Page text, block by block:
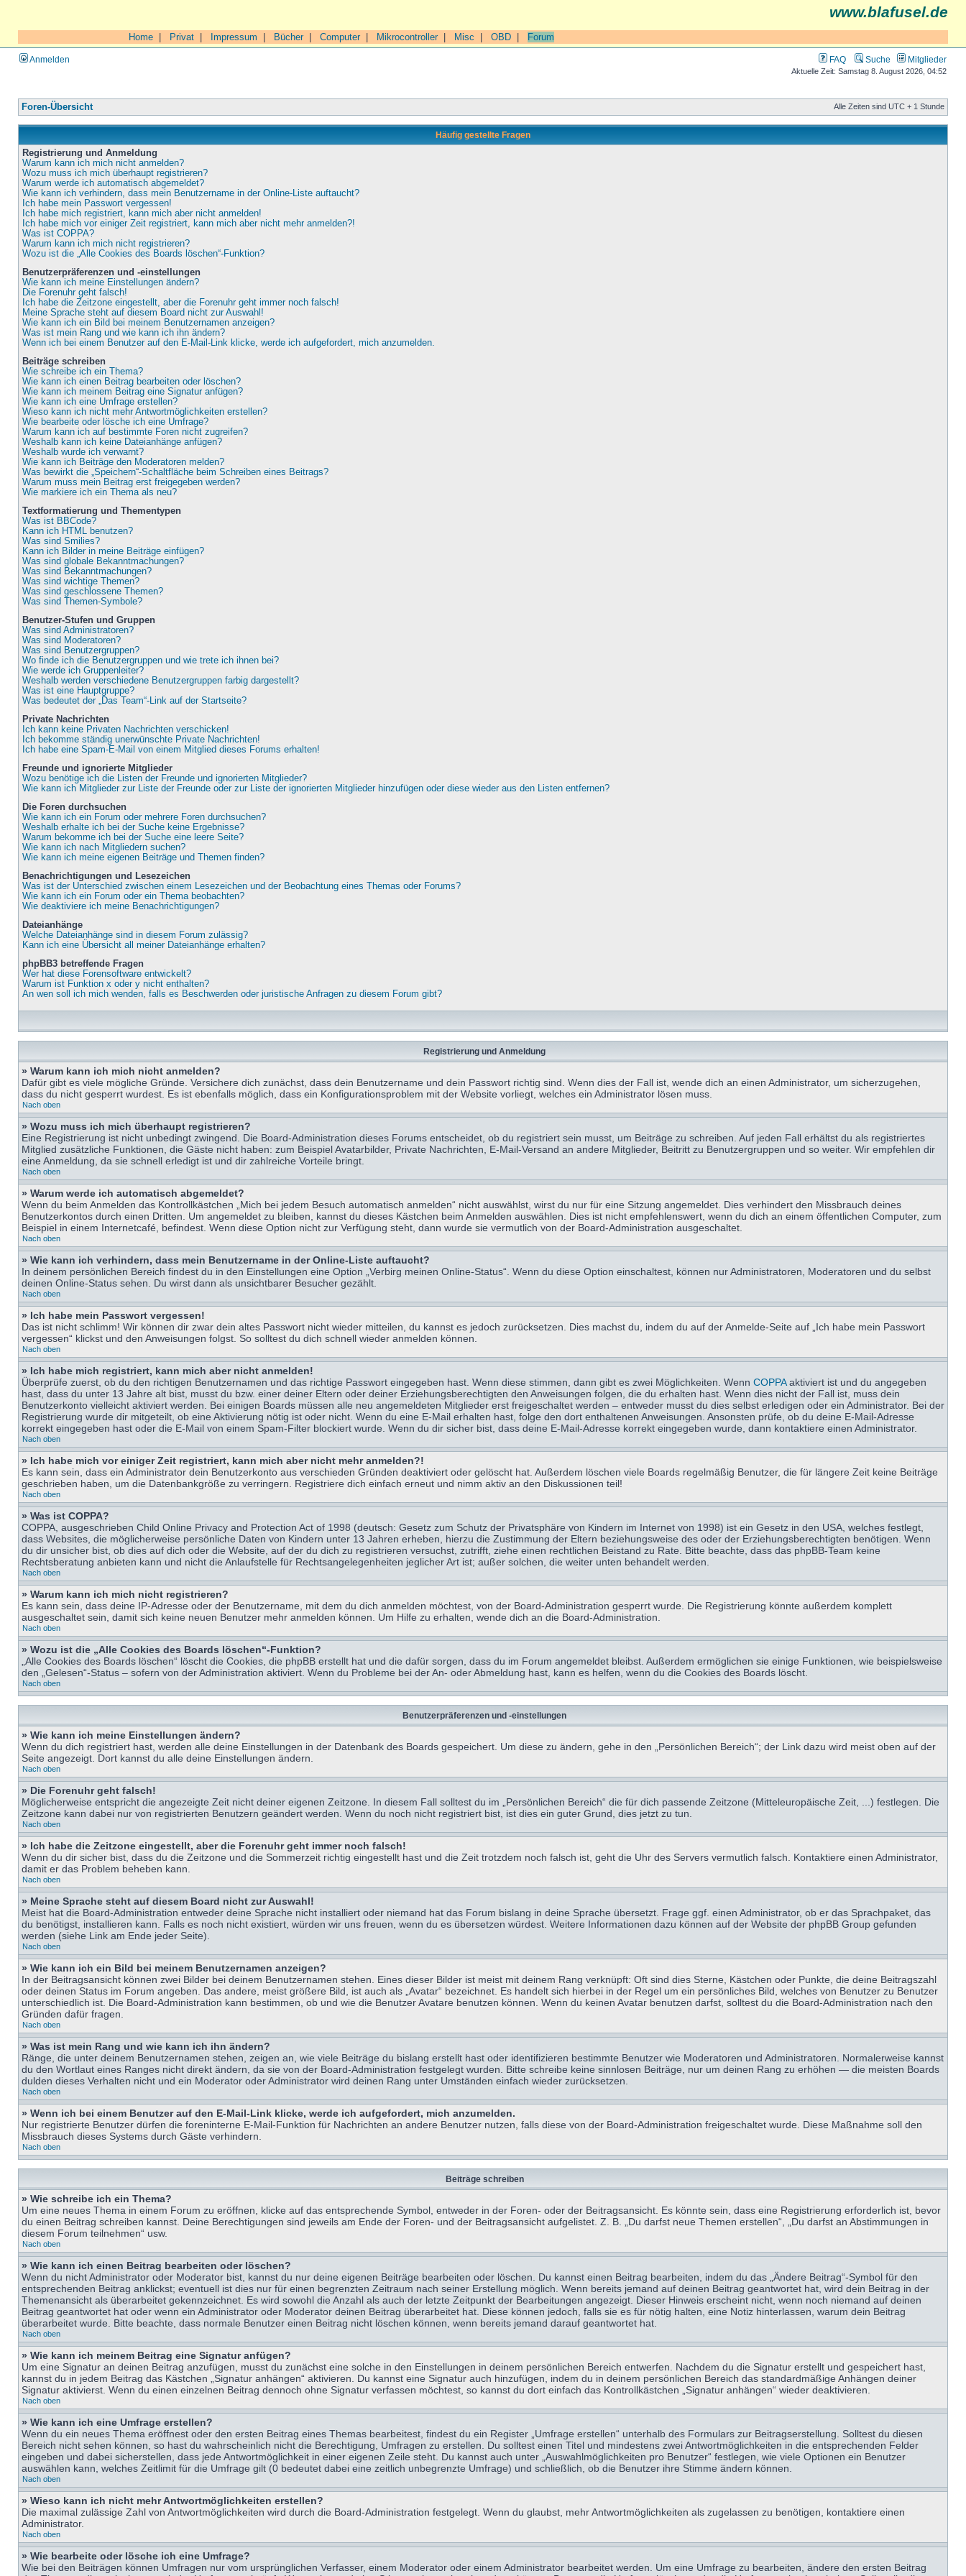
www.blafusel.de
Home Privat Impressum Bücher| Computer| Mikrocontroller| Misc OBD Forum
Anmelden FAQ Suche Mitglieder
Aktuelle Zeit: Samstag 8. August 2026, 04:52
Foren-Übersicht Alle Zeiten sind UTC + 1 Stunde
Häufig gestellte Fragen
Registrierung und Anmeldung
Warum kann ich mich nicht anmelden?
Wozu muss ich mich überhaupt registrieren?
Warum werde ich automatisch abgemeldet?
Wie kann ich verhindern, dass mein Benutzername in der Online-Liste auftaucht?
Ich habe mein Passwort vergessen!
Ich habe mich registriert, kann mich aber nicht anmelden!
Ich habe mich vor einiger Zeit registriert, kann mich aber nicht mehr anmelden?!
Was ist COPPA?
Warum kann ich mich nicht registrieren?
Wozu ist die „Alle Cookies des Boards löschen“-Funktion?
Benutzerpräferenzen und -einstellungen
Wie kann ich meine Einstellungen ändern?
Die Forenuhr geht falsch!
Ich habe die Zeitzone eingestellt, aber die Forenuhr geht immer noch falsch!
Meine Sprache steht auf diesem Board nicht zur Auswahl!
Wie kann ich ein Bild bei meinem Benutzernamen anzeigen?
Was ist mein Rang und wie kann ich ihn ändern?
Wenn ich bei einem Benutzer auf den E-Mail-Link klicke, werde ich aufgefordert, mich anzumelden.
Beiträge schreiben
Wie schreibe ich ein Thema?
Wie kann ich einen Beitrag bearbeiten oder löschen?
Wie kann ich meinem Beitrag eine Signatur anfügen?
Wie kann ich eine Umfrage erstellen?
Wieso kann ich nicht mehr Antwortmöglichkeiten erstellen?
Wie bearbeite oder lösche ich eine Umfrage?
Warum kann ich auf bestimmte Foren nicht zugreifen?
Weshalb kann ich keine Dateianhänge anfügen?
Weshalb wurde ich verwarnt?
Wie kann ich Beiträge den Moderatoren melden?
Was bewirkt die „Speichern“-Schaltfläche beim Schreiben eines Beitrags?
Warum muss mein Beitrag erst freigegeben werden?
Wie markiere ich ein Thema als neu?
Textformatierung und Thementypen
Was ist BBCode?
Kann ich HTML benutzen?
Was sind Smilies?
Kann ich Bilder in meine Beiträge einfügen?
Was sind globale Bekanntmachungen?
Was sind Bekanntmachungen?
Was sind wichtige Themen?
Was sind geschlossene Themen?
Was sind Themen-Symbole?
Benutzer-Stufen und Gruppen
Was sind Administratoren?
Was sind Moderatoren?
Was sind Benutzergruppen?
Wo finde ich die Benutzergruppen und wie trete ich ihnen bei?
Wie werde ich Gruppenleiter?
Weshalb werden verschiedene Benutzergruppen farbig dargestellt?
Was ist eine Hauptgruppe?
Was bedeutet der „Das Team“-Link auf der Startseite?
Private Nachrichten
Ich kann keine Privaten Nachrichten verschicken!
Ich bekomme ständig unerwünschte Private Nachrichten!
Ich habe eine Spam-E-Mail von einem Mitglied dieses Forums erhalten!
Freunde und ignorierte Mitglieder
Wozu benötige ich die Listen der Freunde und ignorierten Mitglieder?
Wie kann ich Mitglieder zur Liste der Freunde oder zur Liste der ignorierten Mitglieder hinzufügen oder diese wieder aus den Listen entfernen?
Die Foren durchsuchen
Wie kann ich ein Forum oder mehrere Foren durchsuchen?
Weshalb erhalte ich bei der Suche keine Ergebnisse?
Warum bekomme ich bei der Suche eine leere Seite?
Wie kann ich nach Mitgliedern suchen?
Wie kann ich meine eigenen Beiträge und Themen finden?
Benachrichtigungen und Lesezeichen
Was ist der Unterschied zwischen einem Lesezeichen und der Beobachtung eines Themas oder Forums?
Wie kann ich ein Forum oder ein Thema beobachten?
Wie deaktiviere ich meine Benachrichtigungen?
Dateianhänge
Welche Dateianhänge sind in diesem Forum zulässig?
Kann ich eine Übersicht all meiner Dateianhänge erhalten?
phpBB3 betreffende Fragen
Wer hat diese Forensoftware entwickelt?
Warum ist Funktion x oder y nicht enthalten?
An wen soll ich mich wenden, falls es Beschwerden oder juristische Anfragen zu diesem Forum gibt?
Registrierung und Anmeldung
» Warum kann ich mich nicht anmelden?
Dafür gibt es viele mögliche Gründe. Versichere dich zunächst, dass dein Benutzername und dein Passwort richtig sind. Wenn dies der Fall ist, wende dich an einen Administrator, um sicherzugehen,
dass du nicht gesperrt wurdest. Es ist ebenfalls möglich, dass ein Konfigurationsproblem mit der Website vorliegt, welches ein Administrator lösen muss.
Nach oben
» Wozu muss ich mich überhaupt registrieren?
Eine Registrierung ist nicht unbedingt zwingend. Die Board-Administration dieses Forums entscheidet, ob du registriert sein musst, um Beiträge zu schreiben. Auf jeden Fall erhältst du als registriertes
Mitglied zusätzliche Funktionen, die Gäste nicht haben: zum Beispiel Avatarbilder, Private Nachrichten, E-Mail-Versand an andere Mitglieder, Beitritt zu Benutzergruppen und so weiter. Wir empfehlen dir
eine Anmeldung, da sie schnell erledigt ist und dir zahlreiche Vorteile bringt.
Nach oben
» Warum werde ich automatisch abgemeldet?
Wenn du beim Anmelden das Kontrollkästchen „Mich bei jedem Besuch automatisch anmelden“ nicht auswählst, wirst du nur für eine Sitzung angemeldet. Dies verhindert den Missbrauch deines
Benutzerkontos durch einen Dritten. Um angemeldet zu bleiben, kannst du dieses Kästchen beim Anmelden auswählen. Dies ist nicht empfehlenswert, wenn du dich an einem öffentlichen Computer, zum
Beispiel in einem Internetcafé, befindest. Wenn diese Option nicht zur Verfügung steht, dann wurde sie vermutlich von der Board-Administration ausgeschaltet.
Nach oben
» Wie kann ich verhindern, dass mein Benutzername in der Online-Liste auftaucht?
In deinem persönlichen Bereich findest du in den Einstellungen eine Option „Verbirg meinen Online-Status“. Wenn du diese Option einschaltest, können nur Administratoren, Moderatoren und du selbst
deinen Online-Status sehen. Du wirst dann als unsichtbarer Besucher gezählt.
Nach oben
» Ich habe mein Passwort vergessen!
Das ist nicht schlimm! Wir können dir zwar dein altes Passwort nicht wieder mitteilen, du kannst es jedoch zurücksetzen. Dies machst du, indem du auf der Anmelde-Seite auf „Ich habe mein Passwort
vergessen“ klickst und den Anweisungen folgst. So solltest du dich schnell wieder anmelden können.
Nach oben
» Ich habe mich registriert, kann mich aber nicht anmelden!
Überprüfe zuerst, ob du den richtigen Benutzernamen und das richtige Passwort eingegeben hast. Wenn diese stimmen, dann gibt es zwei Möglichkeiten. Wenn COPPAaktiviert ist und du angegeben
hast, dass du unter 13 Jahre alt bist, musst du bzw. einer deiner Eltern oder deiner Erziehungsberechtigten den Anweisungen folgen, die du erhalten hast. Wenn dies nicht der Fall ist, muss dein
Benutzerkonto vielleicht aktiviert werden. Bei einigen Boards müssen alle neu angemeldeten Mitglieder erst freigeschaltet werden – entweder musst du dies selbst erledigen oder ein Administrator. Bei der
Registrierung wurde dir mitgeteilt, ob eine Aktivierung nötig ist oder nicht. Wenn du eine E-Mail erhalten hast, folge den dort enthaltenen Anweisungen. Ansonsten prüfe, ob du deine E-Mail-Adresse
korrekt eingegeben hast oder die E-Mail von einem Spam-Filter blockiert wurde. Wenn du dir sicher bist, dass deine E-Mail-Adresse korrekt eingegeben wurde, dann kontaktiere einen Administrator.
Nach oben
» Ich habe mich vor einiger Zeit registriert, kann mich aber nicht mehr anmelden?!
Es kann sein, dass ein Administrator dein Benutzerkonto aus verschieden Gründen deaktiviert oder gelöscht hat. Außerdem löschen viele Boards regelmäßig Benutzer, die für längere Zeit keine Beiträge
geschrieben haben, um die Datenbankgröße zu verringern. Registriere dich einfach erneut und nimm aktiv an den Diskussionen teil!
Nach oben
» Was ist COPPA?
COPPA, ausgeschrieben Child Online Privacy and Protection Act of 1998 (deutsch: Gesetz zum Schutz der Privatsphäre von Kindern im Internet von 1998) ist ein Gesetz in den USA, welches festlegt,
dass Websites, die möglicherweise persönliche Daten von Kindern unter 13 Jahren erheben, hierzu die Zustimmung der Eltern beziehungsweise des oder der Erziehungsberechtigten benötigen. Wenn
du dir unsicher bist, ob dies auf dich oder die Website, auf der du dich zu registrieren versuchst, zutrifft, ziehe einen rechtlichen Beistand zu Rate. Bitte beachte, dass das phpBB-Team keine
Rechtsberatung anbieten kann und nicht die Anlaufstelle für Rechtsangelegenheiten jeglicher Art ist; außer solchen, die weiter unten behandelt werden.
Nach oben
» Warum kann ich mich nicht registrieren?
Es kann sein, dass deine IP-Adresse oder der Benutzername, mit dem du dich anmelden möchtest, von der Board-Administration gesperrt wurde. Die Registrierung könnte außerdem komplett
ausgeschaltet sein, damit sich keine neuen Benutzer mehr anmelden können. Um Hilfe zu erhalten, wende dich an die Board-Administration.
Nach oben
» Wozu ist die „Alle Cookies des Boards löschen“-Funktion?
„Alle Cookies des Boards löschen“ löscht die Cookies, die phpBB erstellt hat und die dafür sorgen, dass du im Forum angemeldet bleibst. Außerdem ermöglichen sie einige Funktionen, wie beispielsweise
den „Gelesen“-Status – sofern von der Administration aktiviert. Wenn du Probleme bei der An- oder Abmeldung hast, kann es helfen, wenn du die Cookies des Boards löscht.
Nach oben
Benutzerpräferenzen und -einstellungen
» Wie kann ich meine Einstellungen ändern?
Wenn du dich registriert hast, werden alle deine Einstellungen in der Datenbank des Boards gespeichert. Um diese zu ändern, gehe in den „Persönlichen Bereich“; der Link dazu wird meist oben auf der
Seite angezeigt. Dort kannst du alle deine Einstellungen ändern.
Nach oben
» Die Forenuhr geht falsch!
Möglicherweise entspricht die angezeigte Zeit nicht deiner eigenen Zeitzone. In diesem Fall solltest du im „Persönlichen Bereich“ die für dich passende Zeitzone (Mitteleuropäische Zeit, ...) festlegen. Die
Zeitzone kann dabei nur von registrierten Benutzern geändert werden. Wenn du noch nicht registriert bist, ist dies ein guter Grund, dies jetzt zu tun.
Nach oben
» Ich habe die Zeitzone eingestellt, aber die Forenuhr geht immer noch falsch!
Wenn du dir sicher bist, dass du die Zeitzone und die Sommerzeit richtig eingestellt hast und die Zeit trotzdem noch falsch ist, geht die Uhr des Servers vermutlich falsch. Kontaktiere einen Administrator,
damit er das Problem beheben kann.
Nach oben
» Meine Sprache steht auf diesem Board nicht zur Auswahl!
Meist hat die Board-Administration entweder deine Sprache nicht installiert oder niemand hat das Forum bislang in deine Sprache übersetzt. Frage ggf. einen Administrator, ob er das Sprachpaket, das
du benötigst, installieren kann. Falls es noch nicht existiert, würden wir uns freuen, wenn du es übersetzen würdest. Weitere Informationen dazu können auf der Website der phpBB Group gefunden
werden (siehe Link am Ende jeder Seite).
Nach oben
» Wie kann ich ein Bild bei meinem Benutzernamen anzeigen?
In der Beitragsansicht können zwei Bilder bei deinem Benutzernamen stehen. Eines dieser Bilder ist meist mit deinem Rang verknüpft: Oft sind dies Sterne, Kästchen oder Punkte, die deine Beitragszahl
oder deinen Status im Forum angeben. Das andere, meist größere Bild, ist auch als „Avatar“ bezeichnet. Es handelt sich hierbei in der Regel um ein persönliches Bild, welches von Benutzer zu Benutzer
unterschiedlich ist. Die Board-Administration kann bestimmen, ob und wie die Benutzer Avatare benutzen können. Wenn du keinen Avatar benutzen darfst, solltest du die Board-Administration nach den
Gründen dafür fragen.
Nach oben
» Was ist mein Rang und wie kann ich ihn ändern?
Ränge, die unter deinem Benutzernamen stehen, zeigen an, wie viele Beiträge du bislang erstellt hast oder identifizieren bestimmte Benutzer wie Moderatoren und Administratoren. Normalerweise kannst
du den Wortlaut eines Ranges nicht direkt ändern, da sie von der Board-Administration festgelegt wurden. Bitte schreibe keine sinnlosen Beiträge, nur um deinen Rang zu erhöhen — die meisten Boards
dulden dieses Verhalten nicht und ein Moderator oder Administrator wird deinen Rang unter Umständen einfach wieder zurücksetzen.
Nach oben
» Wenn ich bei einem Benutzer auf den E-Mail-Link klicke, werde ich aufgefordert, mich anzumelden.
Nur registrierte Benutzer dürfen die foreninterne E-Mail-Funktion für Nachrichten an andere Benutzer nutzen, falls diese von der Board-Administration freigeschaltet wurde. Diese Maßnahme soll den
Missbrauch dieses Systems durch Gäste verhindern.
Nach oben
Beiträge schreiben
» Wie schreibe ich ein Thema?
Um eine neues Thema in einem Forum zu eröffnen, klicke auf das entsprechende Symbol, entweder in der Foren- oder der Beitragsansicht. Es könnte sein, dass eine Registrierung erforderlich ist, bevor
du einen Beitrag schreiben kannst. Deine Berechtigungen sind jeweils am Ende der Foren- und der Beitragsansicht aufgelistet. Z. B. „Du darfst neue Themen erstellen“, „Du darfst an Abstimmungen in
diesem Forum teilnehmen“ usw.
Nach oben
» Wie kann ich einen Beitrag bearbeiten oder löschen?
Wenn du nicht Administrator oder Moderator bist, kannst du nur deine eigenen Beiträge bearbeiten oder löschen. Du kannst einen Beitrag bearbeiten, indem du das „Ändere Beitrag“-Symbol für den
entsprechenden Beitrag anklickst; eventuell ist dies nur für einen begrenzten Zeitraum nach seiner Erstellung möglich. Wenn bereits jemand auf deinen Beitrag geantwortet hat, wird dein Beitrag in der
Themenansicht als überarbeitet gekennzeichnet. Es wird sowohl die Anzahl als auch der letzte Zeitpunkt der Bearbeitungen angezeigt. Dieser Hinweis erscheint nicht, wenn noch niemand auf deinen
Beitrag geantwortet hat oder wenn ein Administrator oder Moderator deinen Beitrag überarbeitet hat. Diese können jedoch, falls sie es für nötig halten, eine Notiz hinterlassen, warum dein Beitrag
überarbeitet wurde. Bitte beachte, dass normale Benutzer einen Beitrag nicht löschen können, wenn bereits jemand darauf geantwortet hat.
Nach oben
» Wie kann ich meinem Beitrag eine Signatur anfügen?
Um eine Signatur an deinen Beitrag anzufügen, musst du zunächst eine solche in den Einstellungen in deinem persönlichen Bereich entwerfen. Nachdem du die Signatur erstellt und gespeichert hast,
kannst du in jedem Beitrag das Kästchen „Signatur anhängen“ aktivieren. Du kannst eine Signatur auch hinzufügen, indem du in deinem persönlichen Bereich das standardmäßige Anhängen deiner
Signatur aktivierst. Wenn du einen einzelnen Beitrag dennoch ohne Signatur verfassen möchtest, so kannst du dort einfach das Kontrollkästchen „Signatur anhängen“ wieder deaktivieren.
Nach oben
» Wie kann ich eine Umfrage erstellen?
Wenn du ein neues Thema eröffnest oder den ersten Beitrag eines Themas bearbeitest, findest du ein Register „Umfrage erstellen“ unterhalb des Formulars zur Beitragserstellung. Solltest du diesen
Bereich nicht sehen können, so hast du wahrscheinlich nicht die Berechtigung, Umfragen zu erstellen. Du solltest einen Titel und mindestens zwei Antwortmöglichkeiten in die entsprechenden Felder
eingeben und dabei sicherstellen, dass jede Antwortmöglichkeit in einer eigenen Zeile steht. Du kannst auch unter „Auswahlmöglichkeiten pro Benutzer“ festlegen, wie viele Optionen ein Benutzer
auswählen kann, welches Zeitlimit für die Umfrage gilt (0 bedeutet dabei eine zeitlich unbegrenzte Umfrage) und schließlich, ob die Benutzer ihre Stimme ändern können.
Nach oben
» Wieso kann ich nicht mehr Antwortmöglichkeiten erstellen?
Die maximal zulässige Zahl von Antwortmöglichkeiten wird durch die Board-Administration festgelegt. Wenn du glaubst, mehr Antwortmöglichkeiten als zugelassen zu benötigen, kontaktiere einen
Administrator.
Nach oben
» Wie bearbeite oder lösche ich eine Umfrage?
Wie bei den Beiträgen können Umfragen nur vom ursprünglichen Verfasser, einem Moderator oder einem Administrator bearbeitet werden. Um eine Umfrage zu bearbeiten, ändere den ersten Beitrag